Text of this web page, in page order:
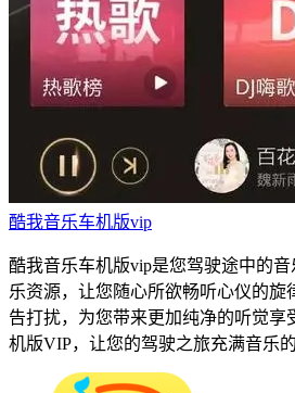
酷我音乐车机版vip
酷我音乐车机版vip是您驾驶途中的
乐资源，让您随心所欲畅听心仪的旋
告打扰，为您带来更加纯净的听觉享
机版VIP，让您的驾驶之旅充满音乐的